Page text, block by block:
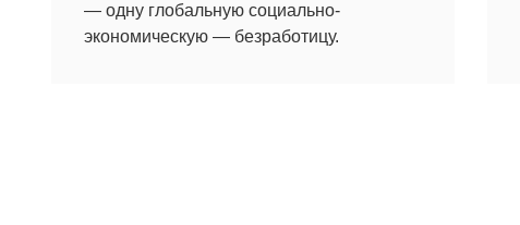
— одну глобальную социально-
экономическую — безработицу.